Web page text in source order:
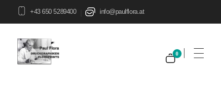
+43 650 5289400 | info@paulflora.at
0